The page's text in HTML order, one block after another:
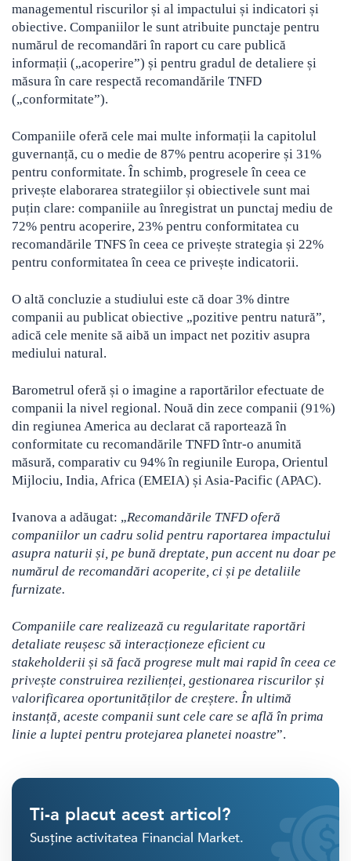
managementul riscurilor și al impactului și indicatori și
obiective. Companiilor le sunt atribuite punctaje pentru
numărul de recomandări în raport cu care publică
informații („acoperire”) și pentru gradul de detaliere și
măsura în care respectă recomandările TNFD
(„conformitate”).
Companiile oferă cele mai multe informații la capitolul
guvernanță, cu o medie de 87% pentru acoperire și 31%
pentru conformitate. În schimb, progresele în ceea ce
privește elaborarea strategiilor și obiectivele sunt mai
puțin clare: companiile au înregistrat un punctaj mediu de
72% pentru acoperire, 23% pentru conformitatea cu
recomandările TNFS în ceea ce privește strategia și 22%
pentru conformitatea în ceea ce privește indicatorii.
O altă concluzie a studiului este că doar 3% dintre
companii au publicat obiective „pozitive pentru natură”,
adică cele menite să aibă un impact net pozitiv asupra
mediului natural.
Barometrul oferă și o imagine a raportărilor efectuate de
companii la nivel regional. Nouă din zece companii (91%)
din regiunea America au declarat că raportează în
conformitate cu recomandările TNFD într-o anumită
măsură, comparativ cu 94% în regiunile Europa, Orientul
Mijlociu, India, Africa (EMEIA) și Asia-Pacific (APAC).
Ivanova a adăugat: „Recomandările TNFD oferă
companiilor un cadru solid pentru raportarea impactului
asupra naturii și, pe bună dreptate, pun accent nu doar pe
numărul de recomandări acoperite, ci și pe detaliile
furnizate.
Companiile care realizează cu regularitate raportări
detaliate reușesc să interacționeze eficient cu
stakeholderii și să facă progrese mult mai rapid în ceea ce
privește construirea rezilienței, gestionarea riscurilor și
valorificarea oportunităților de creștere. În ultimă
instanță, aceste companii sunt cele care se află în prima
linie a luptei pentru protejarea planetei noastre”.
Ti-a placut acest articol?
Susține activitatea Financial Market.